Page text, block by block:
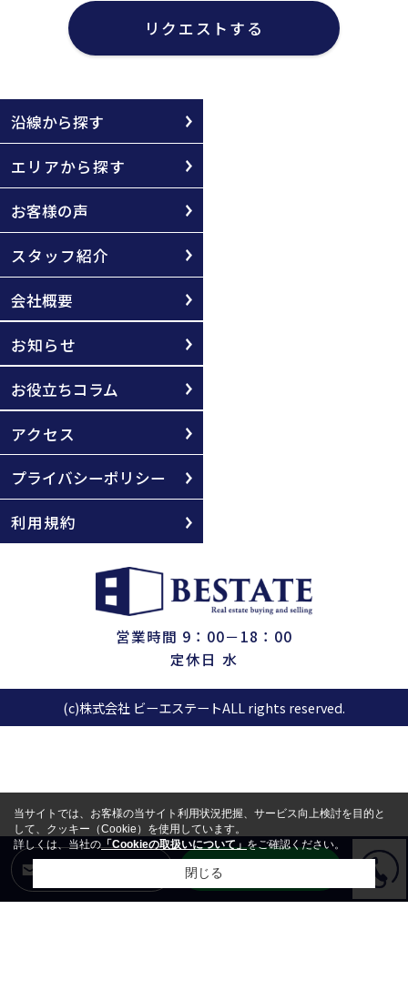
リクエストする
沿線から探す
エリアから探す
お客様の声
スタッフ紹介
会社概要
お知らせ
お役立ちコラム
アクセス
プライバシーポリシー
利用規約
営業時間 9：00－18：00
定休日 水
(c)株式会社 ビーエステートALL rights reserved.
LINEからお問合せ
当サイトでは、お客様の当サイト利用状況把握、サービス向上検討を目的と
して、クッキー（Cookie）を使用しています。
詳しくは、当社の「Cookieの取扱いについて」をご確認ください。
閉じる